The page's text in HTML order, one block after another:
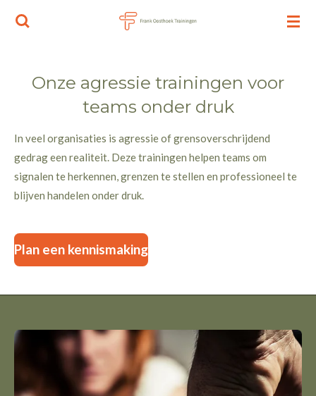
Ga
hoofdinhoud
Onze agressie trainingen voor
teams onder druk
In veel organisaties is agressie of grensoverschrijdend
gedrag een realiteit. Deze trainingen helpen teams om
signalen te herkennen, grenzen te stellen en professioneel te
blijven handelen onder druk.
Plan een kennismaking